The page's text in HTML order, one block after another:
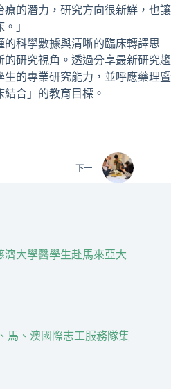
的潛力，研究方向很新鮮，也讓
」
科學數據與清晰的臨床轉譯思
研究視角。透過分享最新研究趨
的專業研究能力，並呼應藥理暨
合」的教育目標。
下一
大學醫學生赴馬來亞大
馬、澳國際志工服務隊集